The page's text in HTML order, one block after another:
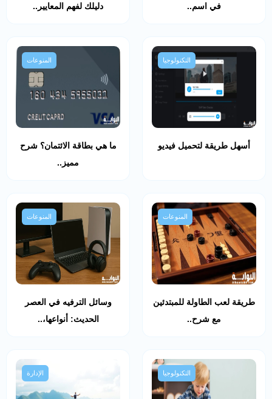
في اسم.. دليلك لفهم المعايير..
التكنولوجيا
أسهل طريقة لتحميل فيديو
المنوعات
ما هي بطاقة الائتمان؟ شرح
مميز..
المنوعات
طريقة لعب الطاولة للمبتدئين
مع شرح..
المنوعات
وسائل الترفيه في العصر
الحديث: أنواعها،..
التكنولوجيا الإدارة